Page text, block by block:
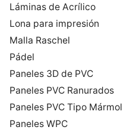
Láminas de Acrílico
Lona para impresión
Malla Raschel
Pádel
Paneles 3D de PVC
Paneles PVC Ranurados
Paneles PVC Tipo Mármol
Paneles WPC